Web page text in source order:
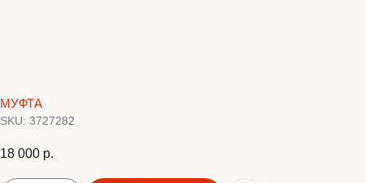
МУФТА
SKU: 3727282
18 000 р.